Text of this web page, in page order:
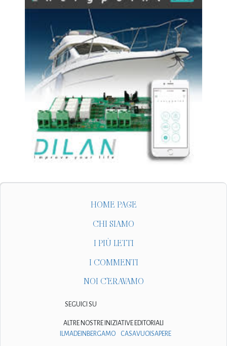
HOME PAGE
CHI SIAMO
I PIÙ LETTI
I COMMENTI
NOI C'ERAVAMO
SEGUICI SU
ALTRE NOSTRE INIZIATIVE EDITORIALI
ILMADEINBERGAMO
CASAVUOISAPERE